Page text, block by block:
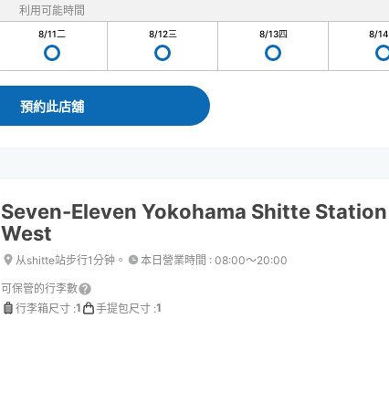
利用可能時間
8/11二 8/12三 8/13四 8/14
預約此店舖
Seven-Eleven Yokohama Shitte Station
West
从shitte站步行1分钟。 本日營業時間 : 08:00〜20:00
可保管的行李數
行李箱尺寸 :1 手提包尺寸 :1